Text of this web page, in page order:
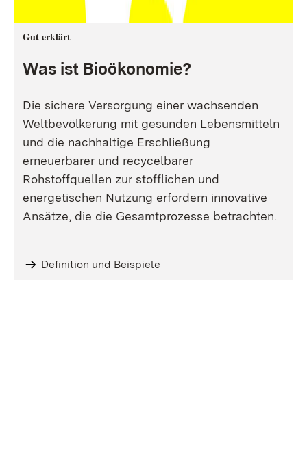
Gut erklärt
Was ist Bioökonomie?
Die sichere Versorgung einer wachsenden
Weltbevölkerung mit gesunden Lebensmitteln
und die nachhaltige Erschließung
erneuerbarer und recycelbarer
Rohstoffquellen zur stofflichen und
energetischen Nutzung erfordern innovative
Ansätze, die die Gesamtprozesse betrachten.
Definition und Beispiele